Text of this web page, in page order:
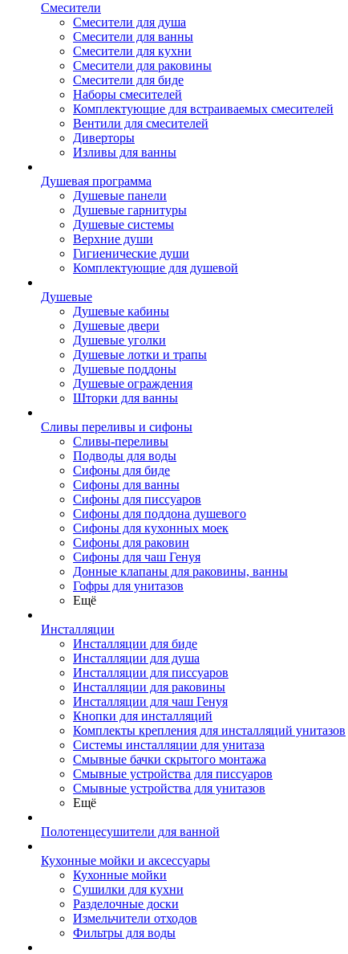
Смесители
Смесители для душа
Смесители для ванны
Смесители для кухни
Смесители для раковины
Смесители для биде
Наборы смесителей
Комплектующие для встраиваемых смесителей
Вентили для смесителей
Диверторы
Изливы для ванны
Душевая программа
Душевые панели
Душевые гарнитуры
Душевые системы
Верхние души
Гигиенические души
Комплектующие для душевой
Душевые
Душевые кабины
Душевые двери
Душевые уголки
Душевые лотки и трапы
Душевые поддоны
Душевые ограждения
Шторки для ванны
Сливы переливы и сифоны
Сливы-переливы
Подводы для воды
Сифоны для биде
Сифоны для ванны
Сифоны для писсуаров
Сифоны для поддона душевого
Сифоны для кухонных моек
Сифоны для раковин
Сифоны для чаш Генуя
Донные клапаны для раковины, ванны
Гофры для унитазов
Ещё
Инсталляции
Инсталляции для биде
Инсталляции для душа
Инсталляции для писсуаров
Инсталляции для раковины
Инсталляции для чаш Генуя
Кнопки для инсталляций
Комплекты крепления для инсталляций унитазов
Системы инсталляции для унитаза
Смывные бачки скрытого монтажа
Смывные устройства для писсуаров
Смывные устройства для унитазов
Ещё
Полотенцесушители для ванной
Кухонные мойки и аксессуары
Кухонные мойки
Сушилки для кухни
Разделочные доски
Измельчители отходов
Фильтры для воды